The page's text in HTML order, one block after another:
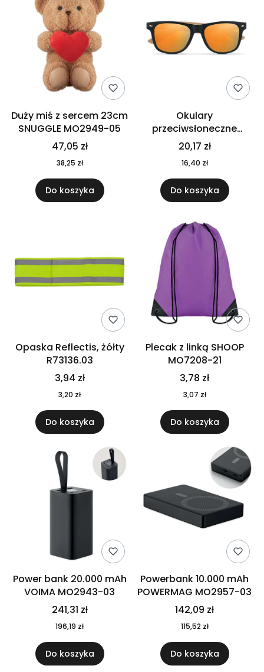
Duży miś z sercem 23cm
SNUGGLE MO2949-05
47,05 zł
38,25 zł
Do koszyka
Okulary
przeciwsłoneczne
CALIFORNIA TOUCH
MO9617-10
20,17 zł
16,40 zł
Do koszyka
Opaska Reflectis, żółty
R73136.03
3,94 zł
3,20 zł
Do koszyka
Plecak z linką SHOOP
MO7208-21
3,78 zł
3,07 zł
Do koszyka
Power bank 20.000 mAh
VOIMA MO2943-03
241,31 zł
196,19 zł
Do koszyka
Powerbank 10.000 mAh
POWERMAG MO2957-03
142,09 zł
115,52 zł
Do koszyka